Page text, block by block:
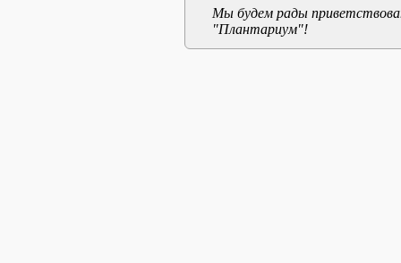
Мы будем рады
"Плантариум"!